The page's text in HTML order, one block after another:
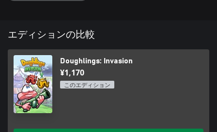
エディションの比較
Doughlings: Invasion
¥1,170
このエディション